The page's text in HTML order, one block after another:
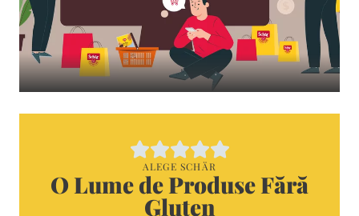
ALEGE SCHÄR
O Lume de Produse Fără
Gluten